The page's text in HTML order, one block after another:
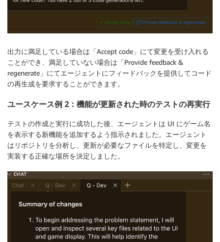
出力に満足している場合は「Accept code」にて変更を受け入れる
ことができ、満足していない場合は「Provide feedback &
regenerate」にてエージェントにフィードバックを提供してコード
の再生成を要求することができます。
ユースケース例 2：機能が更新された時のテストの再実行
テストの作成と実行に成功した後、エージェントは UI にゲーム名
を表示する新機能を追加するよう指示されました。エージェント
はリポジトリを分析し、更新が必要なファイルを特定し、変更を
実装する正確な場所を決定しました。